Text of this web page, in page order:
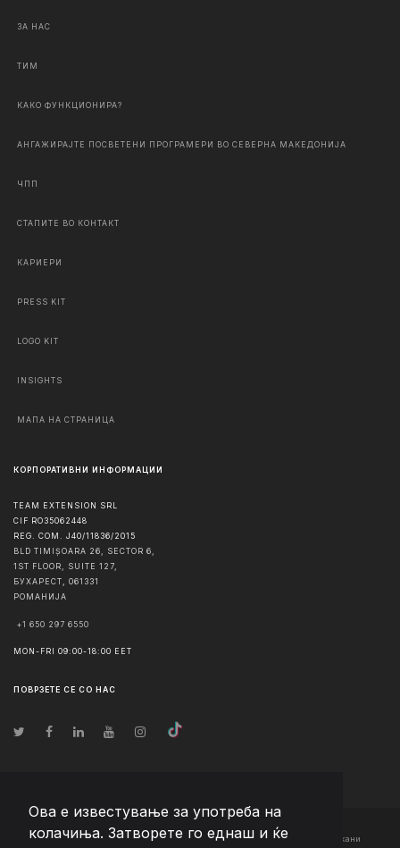
Ова е известување за употреба на
колачиња. Затворете го еднаш и ќе
ЗА НАС
ТИМ
КАКО ФУНКЦИОНИРА?
АНГАЖИРАЈТЕ ПОСВЕТЕНИ ПРОГРАМЕРИ ВО СЕВЕРНА МАКЕДОНИЈА
ЧПП
СТАПИТЕ ВО КОНТАКТ
КАРИЕРИ
PRESS KIT
LOGO KIT
INSIGHTS
МАПА НА СТРАНИЦА
КОРПОРАТИВНИ ИНФОРМАЦИИ
TEAM EXTENSION SRL
CIF RO35062448
REG. COM. J40/11836/2015
BLD TIMIȘOARA 26, SECTOR 6,
1ST FLOOR, SUITE 127,
БУХАРЕСТ
061331
РОМАНИЈА
+1 650 297 6550
MON-FRI 09:00-18:00 EET
ПОВРЗЕТЕ СЕ СО НАС
© Авторско право2026 Team Extension Macedonia - Сите права задржани